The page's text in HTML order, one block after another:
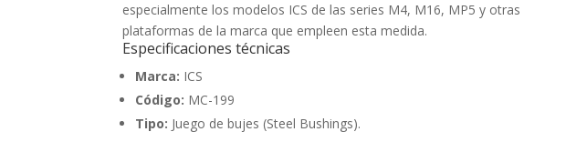
especialmente los modelos ICS de las series M4, M16, MP5 y otras
plataformas de la marca que empleen esta medida.
Especificaciones técnicas
Marca: ICS
Código: MC-199
Tipo: Juego de bujes (Steel Bushings).